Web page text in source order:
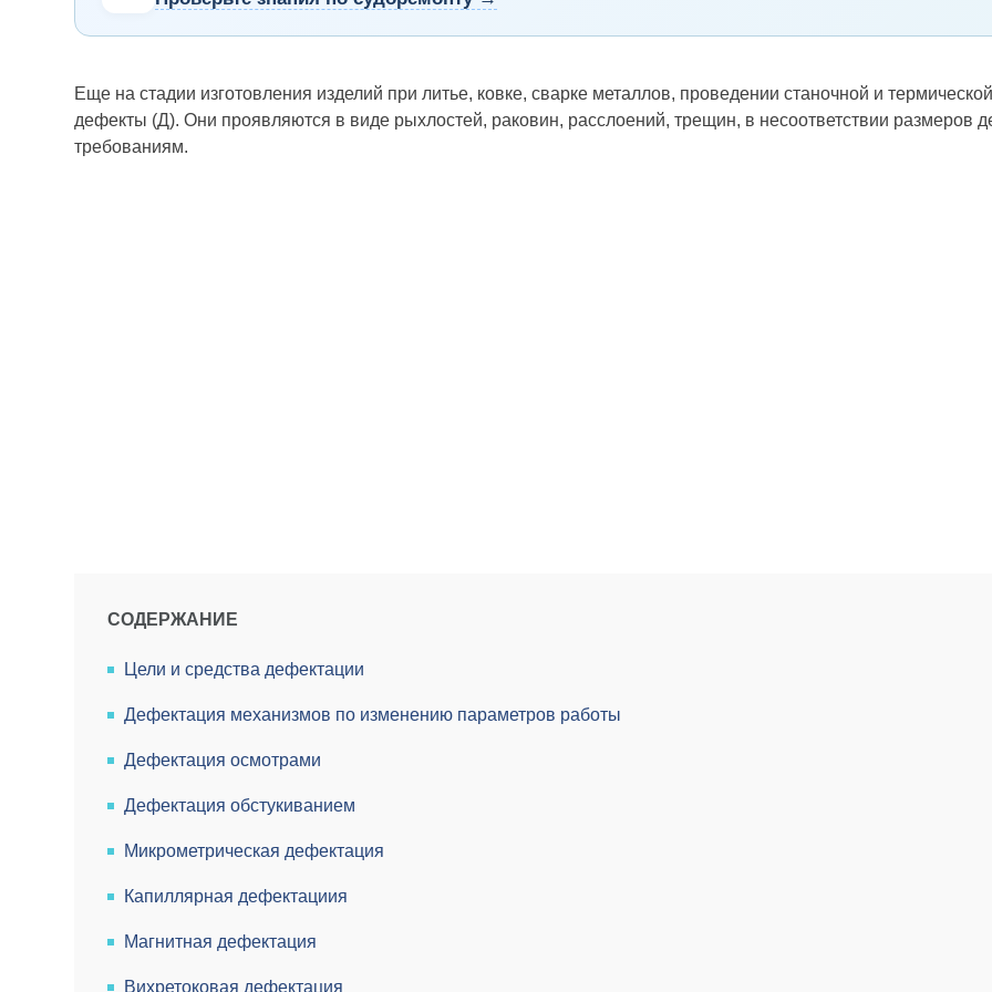
Еще на стадии изготовления изделий при литье, ковке, сварке металлов, проведении станочной и
дефекты (Д). Они проявляются в виде рыхлостей, раковин, расслоений, трещин, в несоответствии размеров
требованиям.
СОДЕРЖАНИЕ
Цели и средства дефектации
Дефектация механизмов по изменению параметров работы
Дефектация осмотрами
Дефектация обстукиванием
Микрометрическая дефектация
Капиллярная дефектациия
Магнитная дефектация
Вихретоковая дефектация